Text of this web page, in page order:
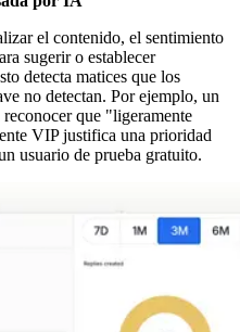
el contenido, el sentimiento
sugerir o establecer
detecta matices que los
no detectan. Por ejemplo, un
que "ligeramente
VIP justifica una prioridad
usuario de prueba gratuito.